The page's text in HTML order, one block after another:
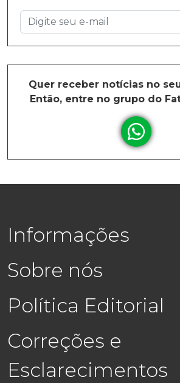
Quer receber notícias no
Então, entre no grupo do
Informações
Sobre nós
Política Editorial
Correções e
Esclarecimentos